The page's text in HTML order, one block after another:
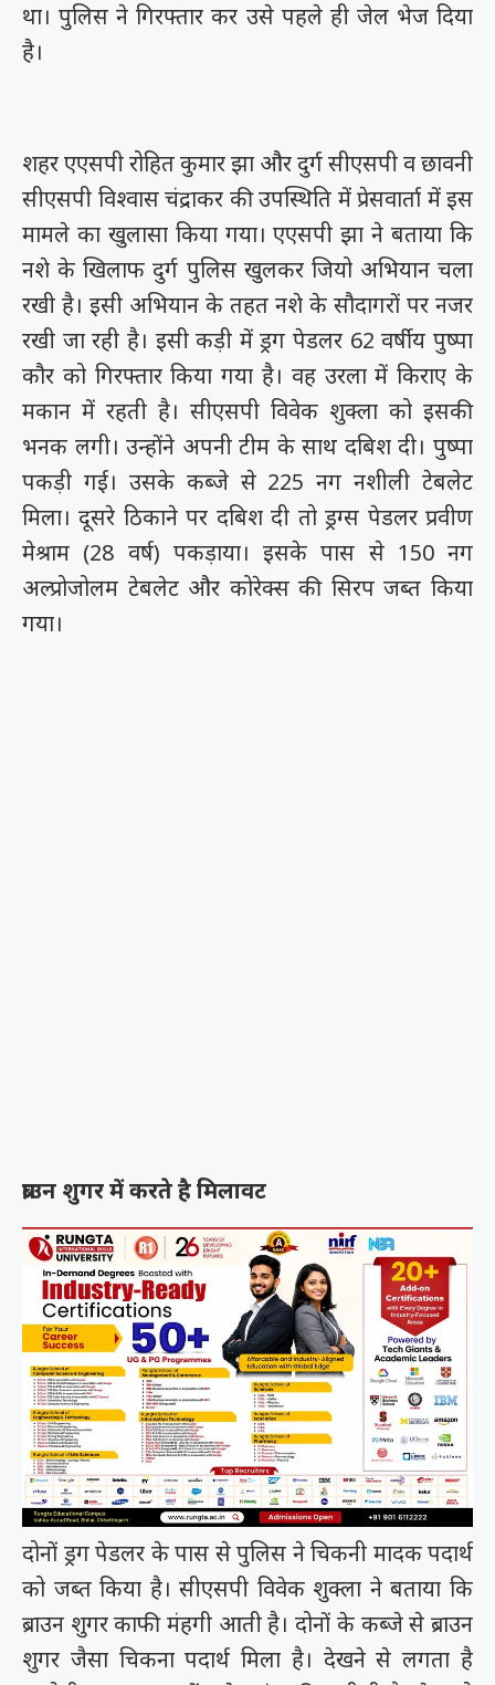
था। पुलिस ने गिरफ्तार कर उसे पहले ही जेल भेज दिया
है।
शहर एएसपी रोहित कुमार झा और दुर्ग सीएसपी व छावनी
सीएसपी विश्वास चंद्राकर की उपस्थिति में प्रेसवार्ता में इस
मामले का खुलासा किया गया। एएसपी झा ने बताया कि
नशे के खिलाफ दुर्ग पुलिस खुलकर जियो अभियान चला
रखी है। इसी अभियान के तहत नशे के सौदागरों पर नजर
रखी जा रही है। इसी कड़ी में ड्रग पेडलर 62 वर्षीय पुष्पा
कौर को गिरफ्तार किया गया है। वह उरला में किराए के
मकान में रहती है। सीएसपी विवेक शुक्ला को इसकी
भनक लगी। उन्होंने अपनी टीम के साथ दबिश दी। पुष्पा
पकड़ी गई। उसके कब्जे से 225 नग नशीली टेबलेट
मिला। दूसरे ठिकाने पर दबिश दी तो ड्रग्स पेडलर प्रवीण
मेश्राम (28 वर्ष) पकड़ाया। इसके पास से 150 नग
अल्प्रोजोलम टेबलेट और कोरेक्स की सिरप जब्त किया
गया।
ब्राउन शुगर में करते है मिलावट
दोनों ड्रग पेडलर के पास से पुलिस ने चिकनी मादक पदार्थ
को जब्त किया है। सीएसपी विवेक शुक्ला ने बताया कि
ब्राउन शुगर काफी मंहगी आती है। दोनों के कब्जे से ब्राउन
शुगर जैसा चिकना पदार्थ मिला है। देखने से लगता है